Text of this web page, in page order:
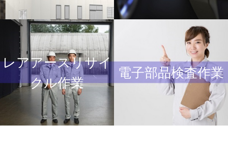
レアアースリサイ
クル作業
電子部品検査作業